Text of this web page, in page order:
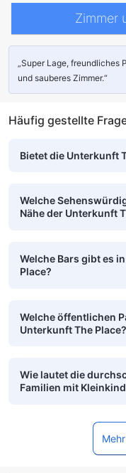
Zimmer
„Super Lage, freundliches
und sauberes Zimmer.“
Häufig gestellte
Bietet die Unterkunft
Welche
Nähe der Unterkunft
Welche Bars gibt es
Place?
Welche öffentlichen
Unterkunft The Place?
Wie lautet die
Familien mit